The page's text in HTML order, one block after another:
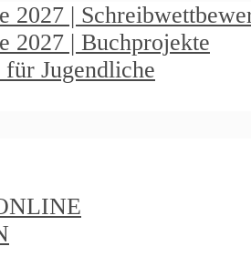
|
2027 | Buchprojekte
Jugendliche